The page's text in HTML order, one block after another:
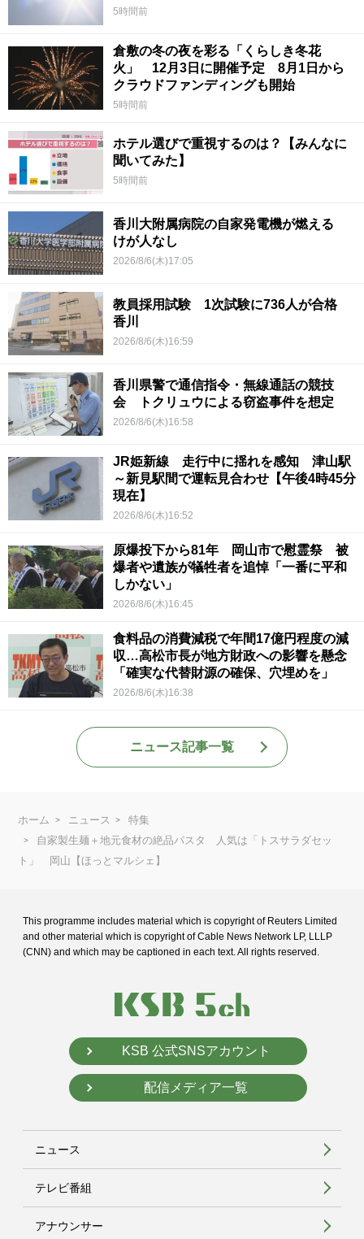
5時間前
倉敷の冬の夜を彩る「くらしき冬花
火」 12月3日に開催予定 8月1日から
クラウドファンディングも開始
5時間前
ホテル選びで重視するのは？【みんなに
聞いてみた】
5時間前
香川大附属病院の自家発電機が燃える
けが人なし
2026/8/6(木)17:05
教員採用試験 1次試験に736人が合格
香川
2026/8/6(木)16:59
香川県警で通信指令・無線通話の競技
会 トクリュウによる窃盗事件を想定
2026/8/6(木)16:58
JR姫新線 走行中に揺れを感知 津山駅
～新見駅間で運転見合わせ【午後4時45分
現在】
2026/8/6(木)16:52
原爆投下から81年 岡山市で慰霊祭 被
爆者や遺族が犠牲者を追悼「一番に平和
しかない」
2026/8/6(木)16:45
食料品の消費減税で年間17億円程度の減
収…高松市長が地方財政への影響を懸念
「確実な代替財源の確保、穴埋めを」
2026/8/6(木)16:38
ニュース記事一覧
ホーム ニュース
特集
自家製生麺＋地元食材の絶品パスタ 人気は「トスサラダセッ
ト」 岡山【ほっとマルシェ】
This programme includes material which is copyright of Reuters Limited
and other material which is copyright of Cable News Network LP, LLLP
(CNN) and which may be captioned in each text. All rights reserved.
KSB 公式SNSアカウント
配信メディア一覧
ニュース
テレビ番組
アナウンサー